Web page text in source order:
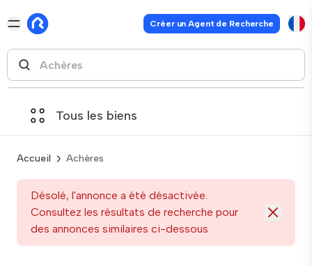
Créer un Agent de Recherche
Tous les biens
Accueil Achères
Désolé, l'annonce a été désactivée.
Consultez les résultats de recherche pour
des annonces similaires ci-dessous